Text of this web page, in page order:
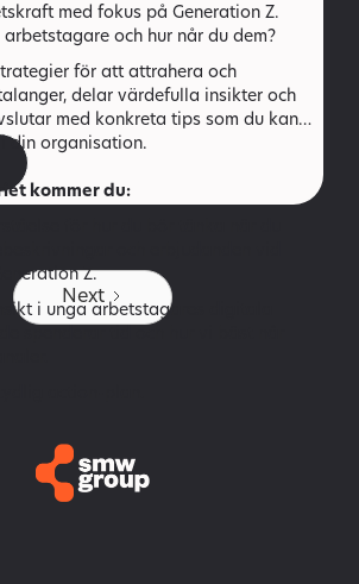
med fokus på Generation Z.
och hur når du dem?
för att attrahera och
delar värdefulla insikter och
med konkreta tips som du kan
din organisation.
kommer du:
Z.
i unga arbetstagares digitala
Next